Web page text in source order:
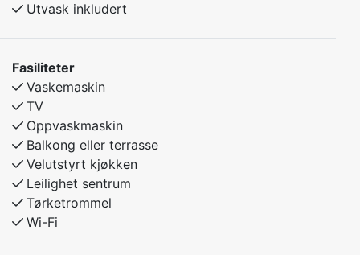
Utvask inkludert
Fasiliteter
Vaskemaskin
TV
Oppvaskmaskin
Balkong eller terrasse
Velutstyrt kjøkken
Leilighet sentrum
Tørketrommel
Wi-Fi